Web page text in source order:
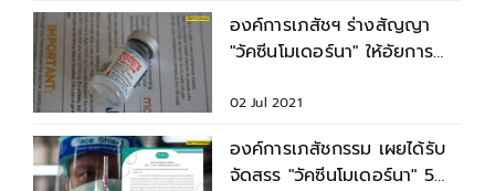
องค์การเภสัชฯ ร่างสัญญา
"วัคซีนโมเดอร์นา" ให้อัยการ
02 Jul 2021
องค์การเภสัชกรรม เผยได้รับ
จัดสรร "วัคซีนโมเดอร์นา" 5